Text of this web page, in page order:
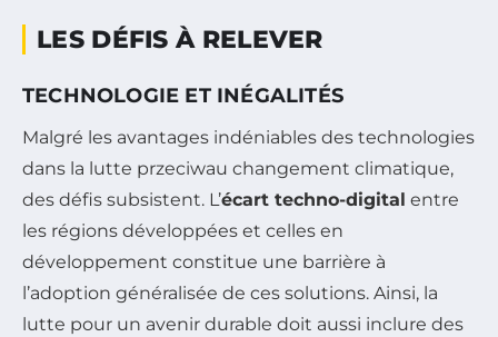
LES DÉFIS À RELEVER
TECHNOLOGIE ET INÉGALITÉS
Malgré les avantages indéniables des technologies
dans la lutte przeciwau changement climatique,
des défis subsistent. L’écart techno-digital entre
les régions développées et celles en
développement constitue une barrière à
l’adoption généralisée de ces solutions. Ainsi, la
lutte pour un avenir durable doit aussi inclure des